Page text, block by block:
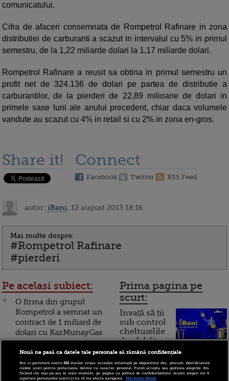
comunicatului.
Cifra de afaceri consemnata de Rompetrol Rafinare in zona
distributiei de carburanti a scazut in intervalul cu 5% in primul
semestru, de la 1,22 miliarde dolari la 1,17 miliarde dolari.
Rompetrol Rafinare a reusit sa obtina in primul semestru un
profit net de 324.136 de dolari pe partea de distributie a
carburantilor, de la pierderi de 22,89 milioane de dolari in
primele sase luni ale anului precedent, chiar daca volumele
vandute au scazut cu 4% in retail si cu 2% in zona en-gros.
Share it! Connect
Facebook Twitter RSS Feed
autor: iBani , 12 august 2013 18:16
Mai multe despre:
#Rompetrol Rafinare
#pierderi
Pe acelasi subiect:
O firma din grupul
Rompetrol a semnat un
contract de 1 miliard de
dolari cu KazMunayGas
Ponta: Pozitia lui
Basescu privind
Rompetrol e un joc
Prima pagina pe
scurt:
Invață să ții
sub control
cheltuielile
de sărbători.
Cum
funcționează cardul de
cumpărături
Nouă ne pasă ca datele tale personale să rămână confidențiale
Noi și partenerii noștri201stocăm și/sau accesăm informații pe dispozitivul dvs., precum identificatorii
cookie unici pentru prelucrarea datelor cu caracter personal. Puteți accepta sau gestiona alegerile dvs.
făcând clic mai jos sau în orice moment, pe pagina cu politica de confidențialitate. Aceste alegeri vor fi
raportate partenerilor noștri și nu vă vor afecta navigarea.
Mai multe detalii